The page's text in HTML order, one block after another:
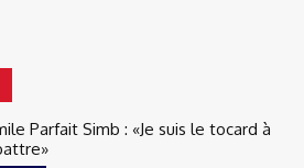
Parfait Simb : «Je suis le tocard à